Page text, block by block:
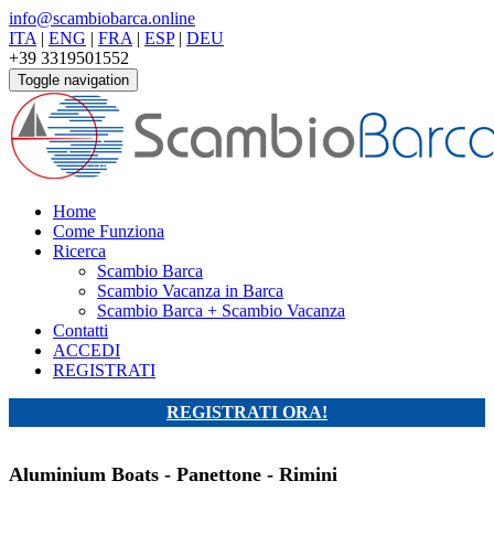
info@scambiobarca.online
ITA | ENG | FRA | ESP| DEU
+39 3319501552
Toggle navigation
Home
Come Funziona
Ricerca
Scambio Barca
Scambio Vacanza in Barca
Scambio Barca + Scambio Vacanza
Contatti
ACCEDI
REGISTRATI
REGISTRATI ORA!
Aluminium Boats - Panettone - Rimini